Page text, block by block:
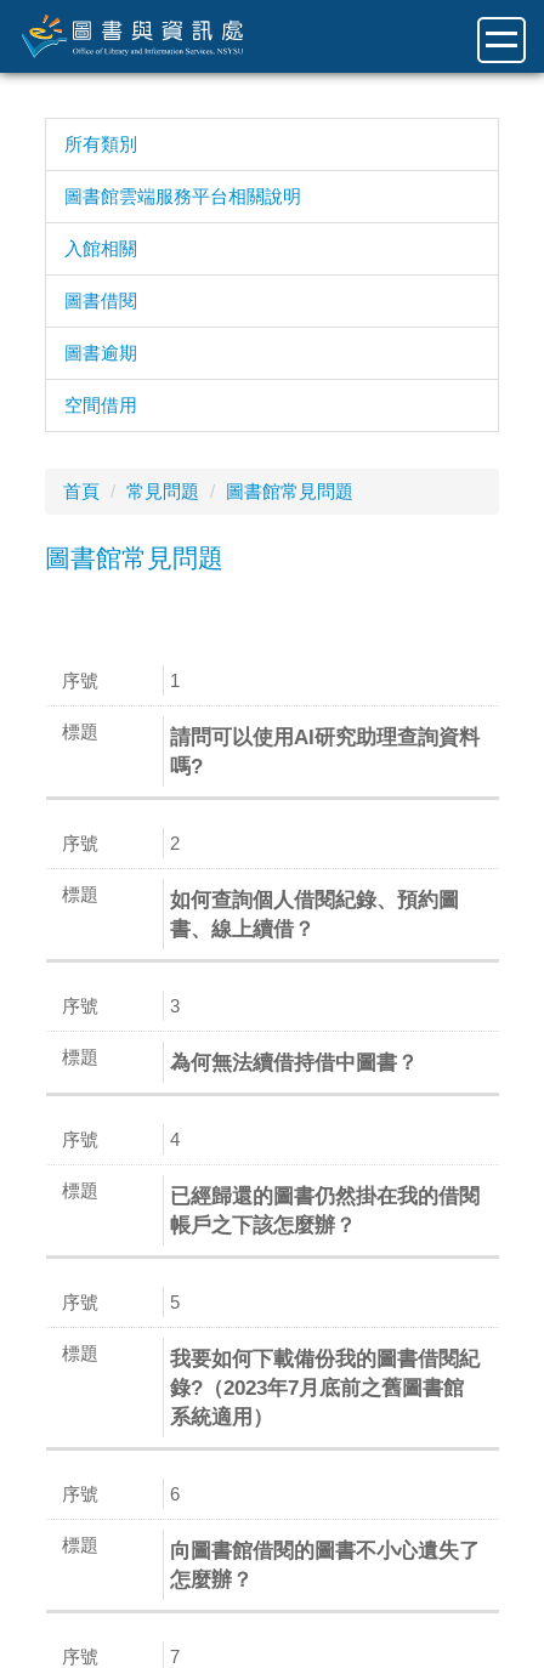
到
主
所有類別
圖書館雲端服務平台相關說明
入館相關
圖書借閱
圖書逾期
空間借用
首頁 常見問題 圖書館常見問題
圖書館常見問題
1
請問可以使用AI研究助理查詢資料
嗎?
2
如何查詢個人借閱紀錄、預約圖
書、線上續借？
3
為何無法續借持借中圖書？
4
已經歸還的圖書仍然掛在我的借閱
帳戶之下該怎麼辦？
5
我要如何下載備份我的圖書借閱紀
錄?（2023年7月底前之舊圖書館
系統適用）
6
向圖書館借閱的圖書不小心遺失了
怎麼辦？
7